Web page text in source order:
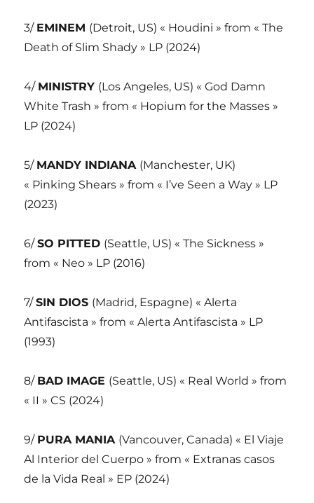
3/ EMINEM (Detroit, US) « Houdini » from « The
Death of Slim Shady » LP (2024)
4/ MINISTRY (Los Angeles, US) « God Damn
White Trash » from « Hopium for the Masses »
LP (2024)
5/ MANDY INDIANA (Manchester, UK)
« Pinking Shears » from « I’ve Seen a Way » LP
(2023)
6/SO PITTED (Seattle, US) « The Sickness »
from « Neo » LP (2016)
7/SIN DIOS (Madrid, Espagne) « Alerta
Antifascista » from « Alerta Antifascista » LP
(1993)
8/ BAD IMAGE (Seattle, US) « Real World » from
« II » CS (2024)
9/ PURA MANIA (Vancouver, Canada) « El Viaje
Al Interior del Cuerpo » from « Extranas casos
de la Vida Real » EP (2024)